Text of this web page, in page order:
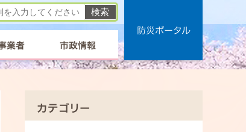
業者 市政情報
防災ポータル
カテゴリー